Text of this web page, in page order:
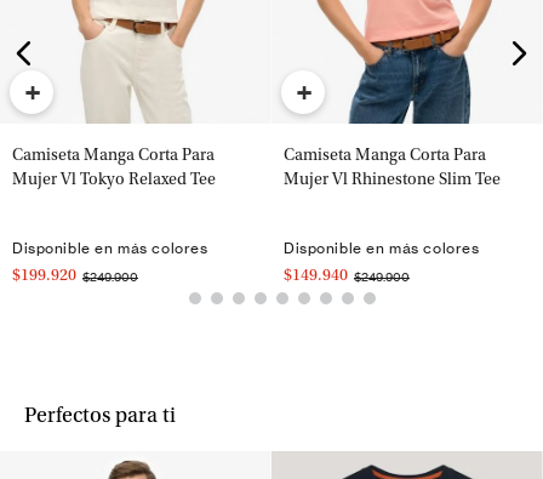
+
Camiseta Manga Corta Para
Mujer Vl Tokyo Relaxed Tee
Disponible en más colores
$199.920 $249.900
+
Camiseta Manga Corta Para
Mujer Vl Rhinestone Slim Tee
Disponible en más colores
$149.940 $249.900
Perfectos para ti